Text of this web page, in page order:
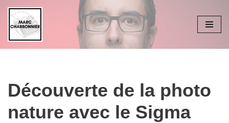
Aller
au
contenu
Découverte de la photo
nature avec le Sigma